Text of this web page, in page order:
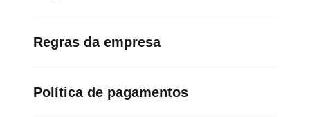
Regras da empresa
Política de pagamentos